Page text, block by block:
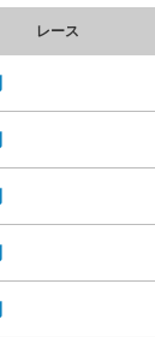
レース